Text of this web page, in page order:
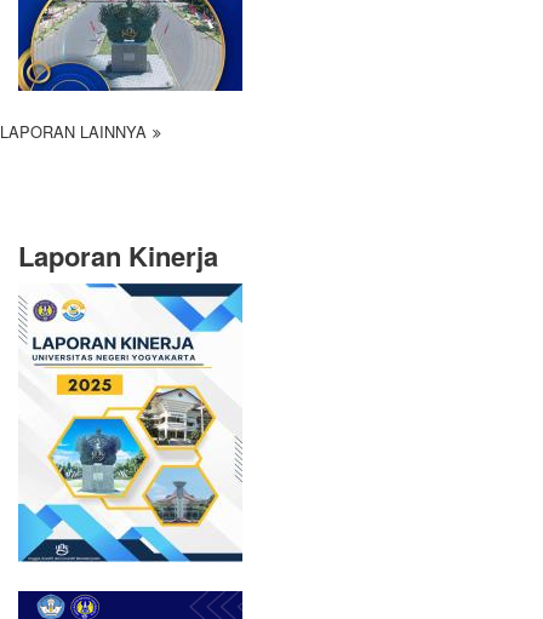
LAPORAN LAINNYA
Laporan Kinerja